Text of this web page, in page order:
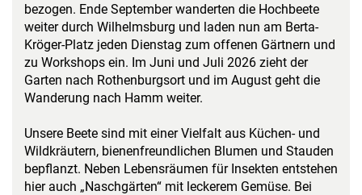
bezogen. Ende September wanderten die Hochbeete
weiter durch Wilhelmsburg und laden nun am Berta-
Kröger-Platz jeden Dienstag zum offenen Gärtnern und
zu Workshops ein. Im Juni und Juli 2026 zieht der
Garten nach Rothenburgsort und im August geht die
Wanderung nach Hamm weiter.
Unsere Beete sind mit einer Vielfalt aus Küchen- und
Wildkräutern, bienenfreundlichen Blumen und Stauden
bepflanzt. Neben Lebensräumen für Insekten entstehen
hier auch „Naschgärten“ mit leckerem Gemüse. Bei